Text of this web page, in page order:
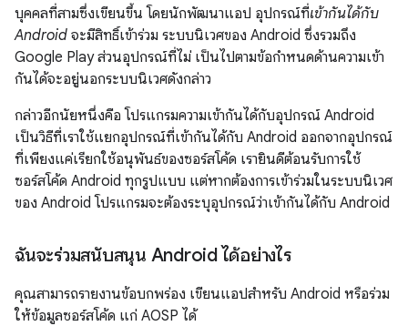
บุคคลที่สามซึ่งเขียนขึ้น โดยนักพัฒนาแอป อุปกรณ์ที่เข้ากันได้กับ
Android จะมีสิทธิ์เข้าร่วม ระบบนิเวศของ Android ซึ่งรวมถึง
Google Play ส่วนอุปกรณ์ที่ไม่ เป็นไปตามข้อกำหนดด้านความเข้า
กันได้จะอยู่นอกระบบนิเวศดังกล่าว
กล่าวอีกนัยหนึ่งคือ โปรแกรมความเข้ากันได้กับอุปกรณ์ Android
เป็นวิธีที่เราใช้แยกอุปกรณ์ที่เข้ากันได้กับ Android ออกจากอุปกรณ์
ที่เพียงแค่เรียกใช้อนุพันธ์ของซอร์สโค้ด เรายินดีต้อนรับการใช้
ซอร์สโค้ด Android ทุกรูปแบบ แต่หากต้องการเข้าร่วมในระบบนิเวศ
ของ Android โปรแกรมจะต้องระบุอุปกรณ์ว่าเข้ากันได้กับ Android
ฉันจะร่วมสนับสนุน Android ได้อย่างไร
คุณสามารถรายงานข้อบกพร่อง เขียนแอปสำหรับ Android หรือร่วม
ให้ข้อมูลซอร์สโค้ด แก่ AOSP ได้